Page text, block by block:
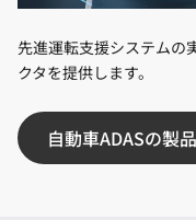
先進運転支援システムの
クタを提供します。
自動車ADASの製